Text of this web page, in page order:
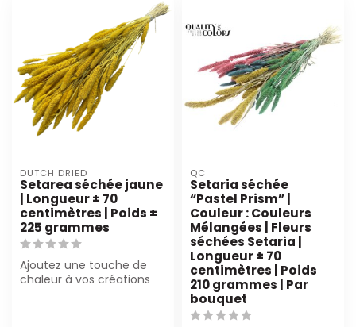
DUTCH DRIED
Setarea séchée jaune
| Longueur ± 70
centimètres | Poids ±
225 grammes
Ajoutez une touche de
chaleur à vos créations
QC
Setaria séchée
“Pastel Prism” |
Couleur : Couleurs
Mélangées | Fleurs
séchées Setaria |
Longueur ± 70
centimètres | Poids
210 grammes | Par
bouquet